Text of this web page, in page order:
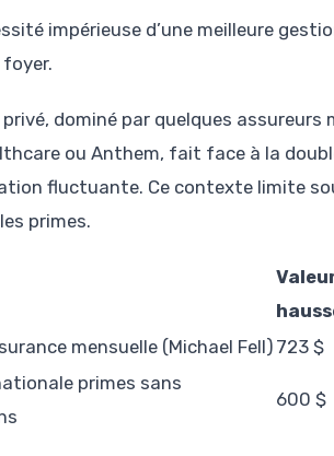
impérieuse d’une meilleure
dominé par quelques assureurs
ou Anthem, fait face à la
fluctuante. Ce contexte limite
primes.
mensuelle (Michael Fell)723 $
primes sans
600 $